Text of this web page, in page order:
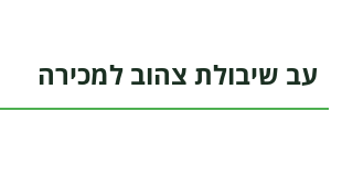
עב שיבולת צהוב למכירה